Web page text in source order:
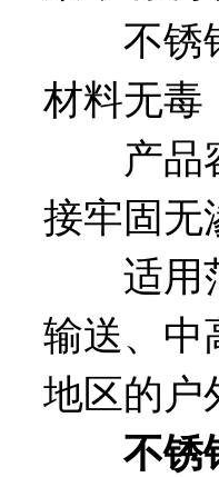
不锈钢
材料无毒
产品容
接牢固无
适用范
输送、中
地区的户
不锈